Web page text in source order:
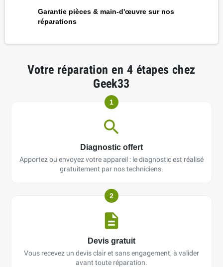
Garantie pièces & main-d'œuvre sur nos
réparations
Votre réparation en 4 étapes chez
Geek33
1
Diagnostic offert
Apportez ou envoyez votre appareil : le diagnostic est réalisé
gratuitement par nos techniciens.
2
Devis gratuit
Vous recevez un devis clair et sans engagement, à valider
avant toute réparation.